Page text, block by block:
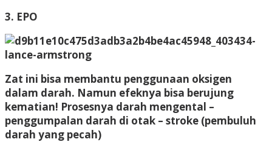
3. EPO
Zat ini bisa membantu penggunaan oksigen
dalam darah. Namun efeknya bisa berujung
kematian! Prosesnya darah mengental –
penggumpalan darah di otak – stroke (pembuluh
darah yang pecah)